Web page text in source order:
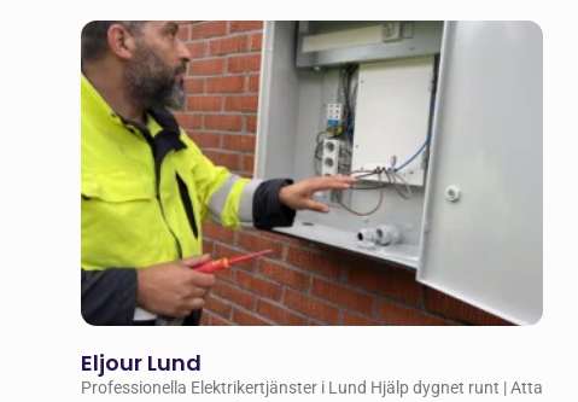
Eljour Lund
Professionella Elektrikertjänster i Lund Hjälp dygnet runt | Atta